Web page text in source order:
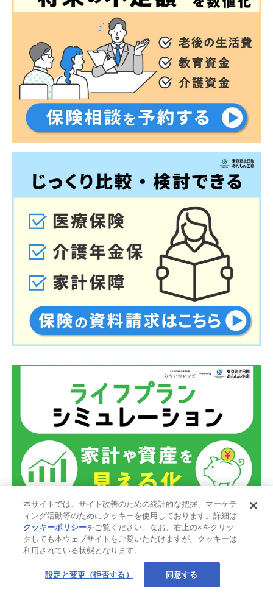
本サイトでは、サイト改善のための統計的な把握、マーケテ
ィング活動等のためにクッキーを使用しております。詳細は
クッキーポリシーをご覧ください。なお、右上の×をクリッ
クしても本ウェブサイトをご覧いただけますが、クッキーは
利用されている状態となります。
設定と変更（拒否する） 同意する